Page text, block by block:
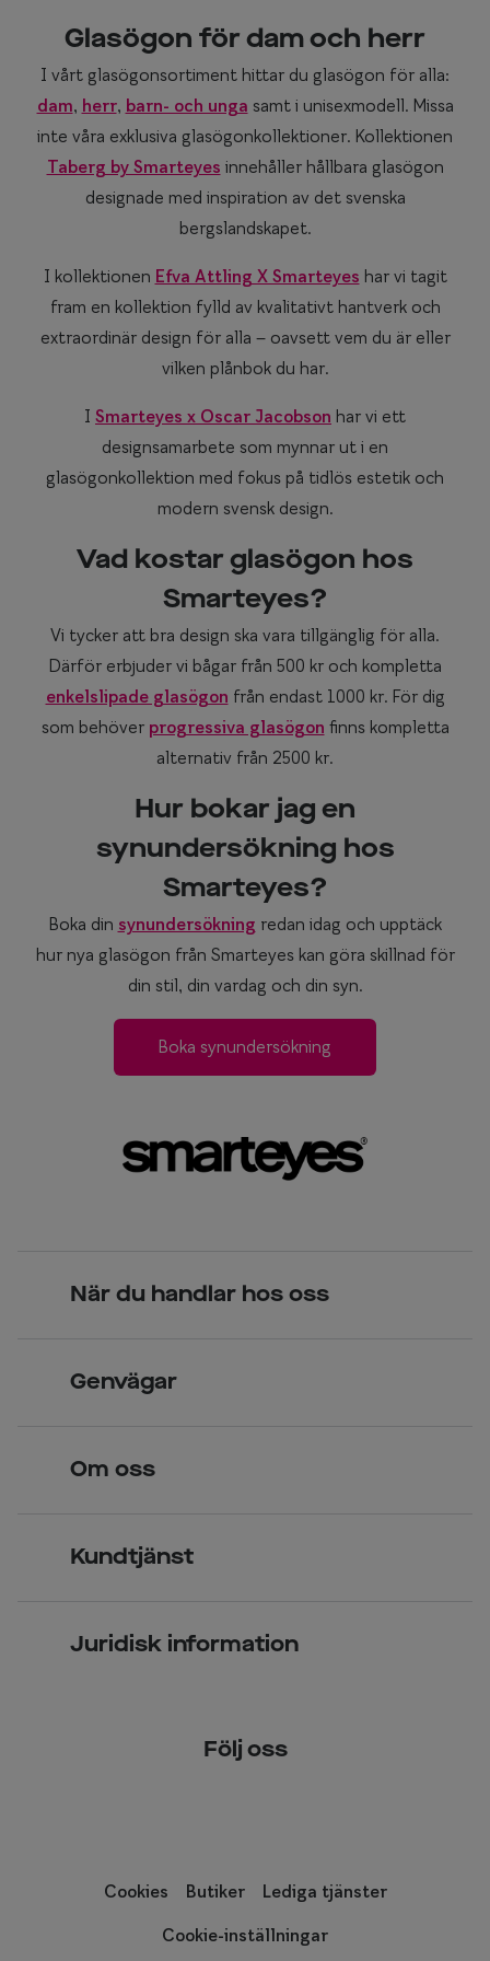
Glasögon för dam och herr
I vårt glasögonsortiment hittar du glasögon för alla:
dam, herr, barn- och unga samt i unisexmodell. Missa
inte våra exklusiva glasögonkollektioner. Kollektionen
Taberg by Smarteyes innehåller hållbara glasögon
designade med inspiration av det svenska
bergslandskapet.
I kollektionen Efva Attling X Smarteyes har vi tagit
fram en kollektion fylld av kvalitativt hantverk och
extraordinär design för alla – oavsett vem du är eller
vilken plånbok du har.
I Smarteyes x Oscar Jacobson har vi ett
designsamarbete som mynnar ut i en
glasögonkollektion med fokus på tidlös estetik och
modern svensk design.
Vad kostar glasögon hos
Smarteyes?
Vi tycker att bra design ska vara tillgänglig för alla.
Därför erbjuder vi bågar från 500 kr och kompletta
enkelslipade glasögon från endast 1000 kr. För dig
som behöver progressiva glasögon finns kompletta
alternativ från 2500 kr.
Hur bokar jag en
synundersökning hos
Smarteyes?
Boka din synundersökning redan idag och upptäck
hur nya glasögon från Smarteyes kan göra skillnad för
din stil, din vardag och din syn.
Boka synundersökning
När du handlar hos oss
Över 70 butiker
Genvägar
Kontaktlinser
Om oss
Kundtjänst
Juridisk information
Följ oss
Cookies Butiker Lediga tjänster
Cookie-inställningar